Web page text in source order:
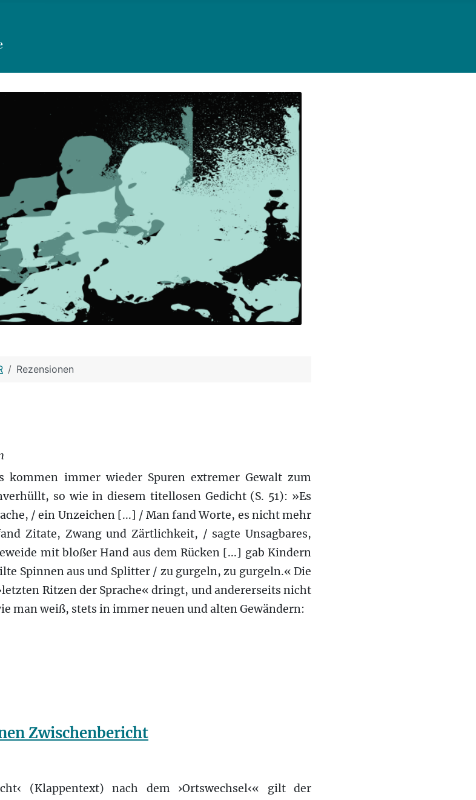
Rezensionen
kommen immer wieder Spuren extremer Gewalt zum
so wie in diesem titellosen Gedicht (S. 51): »Es
/ ein Unzeichen [...] / Man fand Worte, es nicht mehr
Zitate, Zwang und Zärtlichkeit, / sagte Unsagbares,
mit bloßer Hand aus dem Rücken [...] gab Kindern
Spinnen aus und Splitter / zu gurgeln, zu gurgeln.« Die
Ritzen der Sprache« dringt, und andererseits nicht
man weiß, stets in immer neuen und alten Gewändern:
Zwischenbericht
(Klappentext) nach dem ›Ortswechsel‹« gilt der